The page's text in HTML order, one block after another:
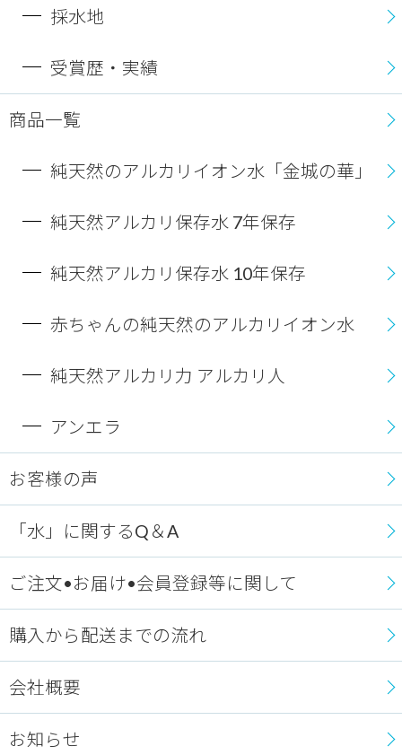
採水地
受賞歴・実績
商品一覧
純天然のアルカリイオン水「金城の華」
純天然アルカリ保存水 7年保存
純天然アルカリ保存水 10年保存
赤ちゃんの純天然のアルカリイオン水
純天然アルカリ力 アルカリ人
アンエラ
お客様の声
「水」に関するQ＆A
ご注文•お届け•会員登録等に関して
購入から配送までの流れ
会社概要
お知らせ